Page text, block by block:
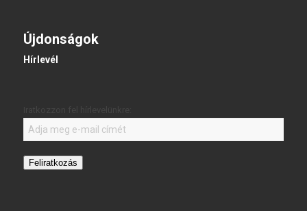
Újdonságok
Hírlevél
Feliratkozás